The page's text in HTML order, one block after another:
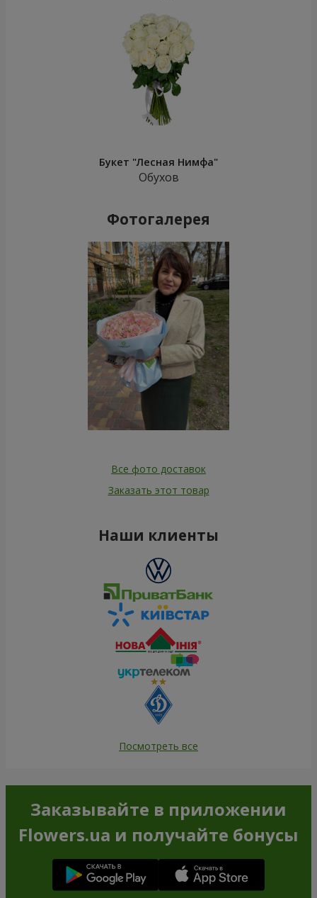
Букет "Лесная Нимфа"
Обухов
Фотогалерея
Все фото доставок
Заказать этот товар
Наши клиенты
Посмотреть все
Заказывайте в приложении
Flowers.ua и получайте бонусы